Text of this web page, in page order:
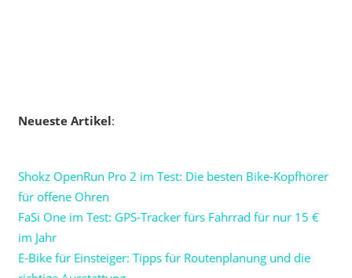
Neueste Artikel:
Shokz OpenRun Pro 2 im Test: Die besten Bike-Kopfhörer
für offene Ohren
FaSi One im Test: GPS-Tracker fürs Fahrrad für nur 15 €
im Jahr
E-Bike für Einsteiger: Tipps für Routenplanung und die